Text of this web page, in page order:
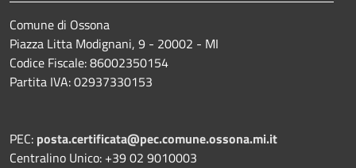
Comune di Ossona
Piazza Litta Modignani, 9 - 20002 - MI
Codice Fiscale: 86002350154
Partita IVA: 02937330153
PEC: posta.certificata@pec.comune.ossona.mi.it
Centralino Unico: +39 02 9010003